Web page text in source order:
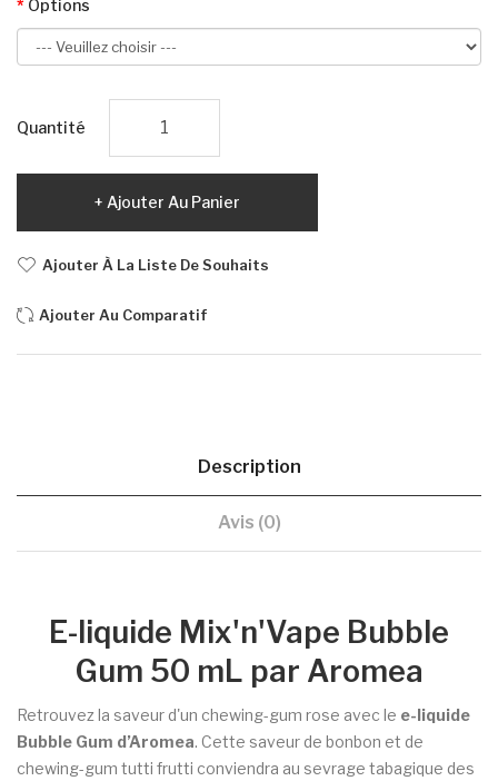
Options
Quantité
Ajouter Au Panier
Ajouter À La Liste De Souhaits
Ajouter Au Comparatif
Description
Avis (0)
E-liquide Mix'n'Vape Bubble
Gum 50 mL par Aromea
Retrouvez la saveur d'un chewing-gum rose avec le e-liquide
Bubble Gum d’Aromea. Cette saveur de bonbon et de
chewing-gum tutti frutti conviendra au sevrage tabagique des